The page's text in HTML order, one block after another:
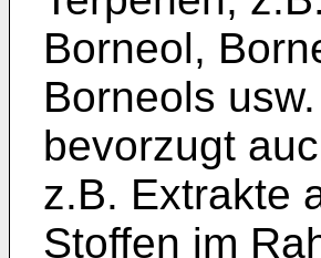
Borneol,
Borneols
bevorzugt
z.B. Extrakte
Stoffen im